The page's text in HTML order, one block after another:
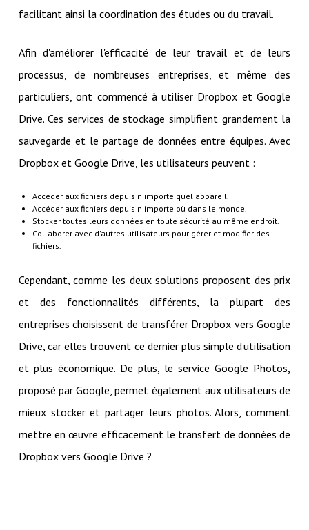
facilitant ainsi la coordination des études ou du travail.
Afin d'améliorer l'efficacité de leur travail et de leurs
processus, de nombreuses entreprises, et même des
particuliers, ont commencé à utiliser Dropbox et Google
Drive. Ces services de stockage simplifient grandement la
sauvegarde et le partage de données entre équipes. Avec
Dropbox et Google Drive, les utilisateurs peuvent :
Accéder aux fichiers depuis n'importe quel appareil.
Accéder aux fichiers depuis n'importe où dans le monde.
Stocker toutes leurs données en toute sécurité au même endroit.
Collaborer avec d'autres utilisateurs pour gérer et modifier des
fichiers.
Cependant, comme les deux solutions proposent des prix
et des fonctionnalités différents, la plupart des
entreprises choisissent de transférer Dropbox vers Google
Drive, car elles trouvent ce dernier plus simple d'utilisation
et plus économique. De plus, le service Google Photos,
proposé par Google, permet également aux utilisateurs de
mieux stocker et partager leurs photos. Alors, comment
mettre en œuvre efficacement le transfert de données de
Dropbox vers Google Drive ?